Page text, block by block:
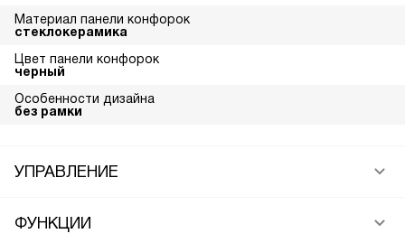
Материал панели конфорок
стеклокерамика
Цвет панели конфорок
черный
Особенности дизайна
без рамки
УПРАВЛЕНИЕ
ФУНКЦИИ